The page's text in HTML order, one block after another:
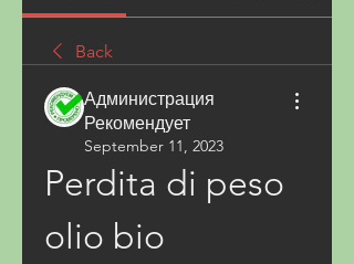
Back
Администрация
Рекомендует
September 11, 2023
Perdita di peso
olio bio